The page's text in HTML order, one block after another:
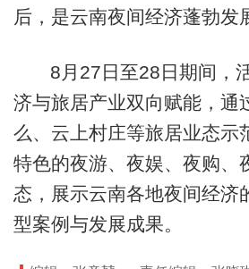
后，是云南夜间经济蓬勃发
8月27日至28日期间，
济与旅居产业双向赋能，通
么、云上村庄等旅居业态示
特色的夜游、夜娱、夜购、
态，展示云南各地夜间经济
型案例与发展成果。